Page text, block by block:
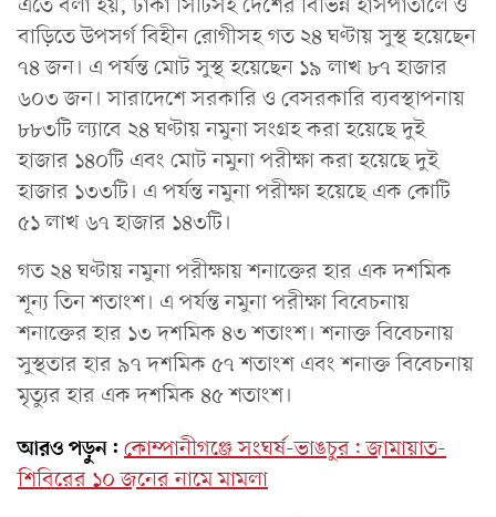
এতে বলা হয়, ঢাকা সিটিসহ দেশের বিভিন্ন হাসপাতালে ও
বাড়িতে উপসর্গ বিহীন রোগীসহ গত ২৪ ঘণ্টায় সুস্থ হয়েছেন
৭৪ জন। এ পর্যন্ত মোট সুস্থ হয়েছেন ১৯ লাখ ৮৭ হাজার
৬০৩ জন। সারাদেশে সরকারি ও বেসরকারি ব্যবস্থাপনায়
৮৮৩টি ল্যাবে ২৪ ঘণ্টায় নমুনা সংগ্রহ করা হয়েছে দুই
হাজার ১৪০টি এবং মোট নমুনা পরীক্ষা করা হয়েছে দুই
হাজার ১৩৩টি। এ পর্যন্ত নমুনা পরীক্ষা হয়েছে এক কোটি
৫১ লাখ ৬৭ হাজার ১৪৩টি।
গত ২৪ ঘণ্টায় নমুনা পরীক্ষায় শনাক্তের হার এক দশমিক
শূন্য তিন শতাংশ। এ পর্যন্ত নমুনা পরীক্ষা বিবেচনায়
শনাক্তের হার ১৩ দশমিক ৪৩ শতাংশ। শনাক্ত বিবেচনায়
সুস্থতার হার ৯৭ দশমিক ৫৭ শতাংশ এবং শনাক্ত বিবেচনায়
মৃত্যুর হার এক দশমিক ৪৫ শতাংশ।
আরও পড়ুন: কোম্পানীগঞ্জে সংঘর্ষ-ভাঙচুর: জামায়াত-
শিবিরের ১০ জনের নামে মামলা